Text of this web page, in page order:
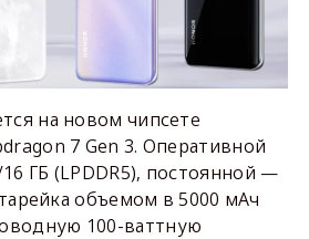
на новом чипсете
7 Gen 3. Оперативной
ГБ (LPDDR5), постоянной —
объемом в 5000 мАч
100-ваттную